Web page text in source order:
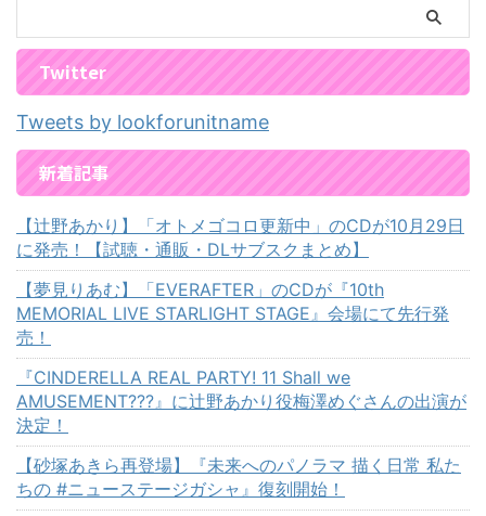
Twitter
Tweets by lookforunitname
新着記事
【辻野あかり】「オトメゴコロ更新中」のCDが10月29日
に発売！【試聴・通販・DLサブスクまとめ】
【夢見りあむ】「EVERAFTER」のCDが『10th
MEMORIAL LIVE STARLIGHT STAGE』会場にて先行発
売！
『CINDERELLA REAL PARTY! 11 Shall we
AMUSEMENT???』に辻野あかり役梅澤めぐさんの出演が
決定！
【砂塚あきら再登場】『未来へのパノラマ 描く日常 私た
ちの #ニューステージガシャ』復刻開始！